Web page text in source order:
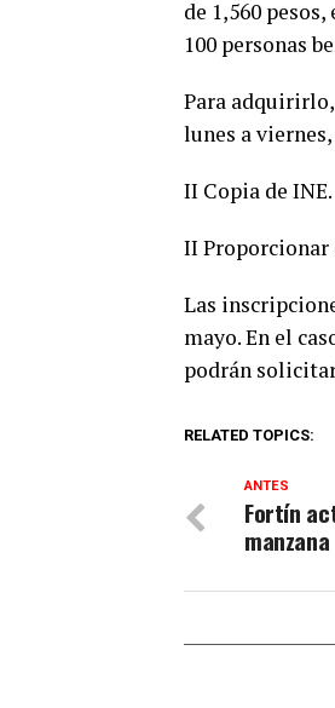
de 1,560
100 personas
Para
lunes a
II Copia de INE.
II Proporcionar
Las
mayo. En el
podrán
RELATED TOPICS:
ANTES
Fortín
manzana